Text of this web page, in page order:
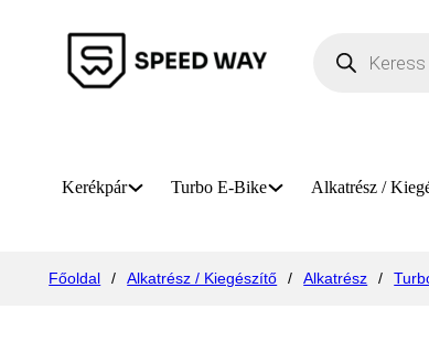
Kerékpár Turbo E-Bike Alkatrész /
Főoldal / Alkatrész / Kiegészítő / Alkatrész /